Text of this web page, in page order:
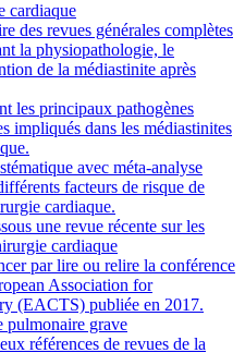
cardiaque
des revues générales complètes
la physiopathologie, le
de la médiastinite après
les principaux pathogènes
impliqués dans les médiastinites
avec méta-analyse
facteurs de risque de
cardiaque.
une revue récente sur les
cardiaque
par lire ou relire la conférence
Association for
(EACTS) publiée en 2017.
pulmonaire grave
références de revues de la